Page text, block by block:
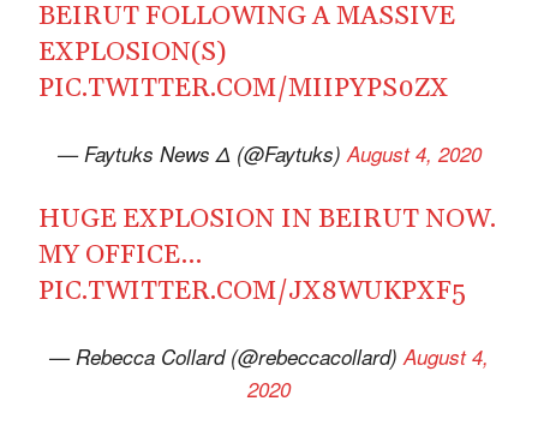
BEIRUT FOLLOWING A MASSIVE
EXPLOSION(S)
PIC.TWITTER.COM/MIIPYPS0ZX
— Faytuks News Δ (@Faytuks)August 4, 2020
HUGE EXPLOSION IN BEIRUT NOW.
MY OFFICE…
PIC.TWITTER.COM/JX8WUKPXF5
— Rebecca Collard (@rebeccacollard)August 4,
2020